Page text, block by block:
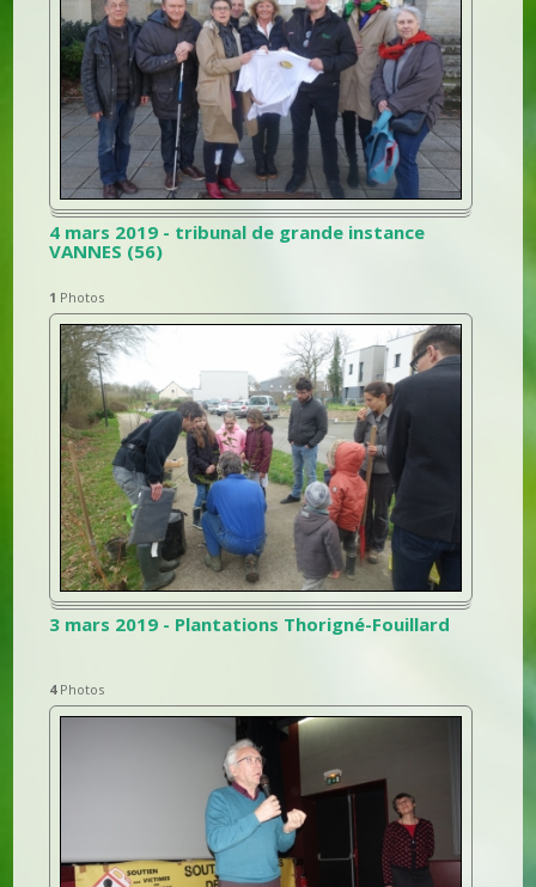
4 mars 2019 - tribunal de grande instance
VANNES (56)
1 Photos
3 mars 2019 - Plantations Thorigné-Fouillard
4Photos